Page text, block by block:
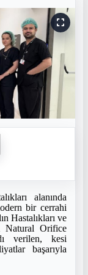
alanında
bir cerrahi
Hastalıkları ve
Natural Orifice
verilen, kesi
başarıyla